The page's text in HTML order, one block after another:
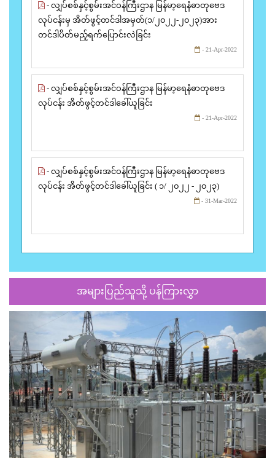
- လျှပ်စစ်နှင့်စွမ်းအင်ဝန်ကြီးဌာန မြန်မာ့ရေနံဓာတုဗေဒ
လုပ်ငန်းမှ အိတ်ဖွင့်တင်ဒါအမှတ်(၁/၂၀၂၂-၂၀၂၃)အား
တင်ဒါပိတ်မည့်ရက်ပြောင်းလဲခြင်း
- 21-Apr-2022
- လျှပ်စစ်နှင့်စွမ်းအင်ဝန်ကြီးဌာန မြန်မာ့ရေနံဓာတုဗေဒ
လုပ်ငန်း အိတ်ဖွင့်တင်ဒါခေါ်ယူခြင်း
- 21-Apr-2022
- လျှပ်စစ်နှင့်စွမ်းအင်ဝန်ကြီးဌာန မြန်မာ့ရေနံဓာတုဗေဒ
လုပ်ငန်း အိတ်ဖွင့်တင်ဒါခေါ်ယူခြင်း ( ၁/ ၂၀၂၂ - ၂၀၂၃)
- 31-Mar-2022
အများပြည်သူသို့ ပန်ကြားလွှာ
Previous